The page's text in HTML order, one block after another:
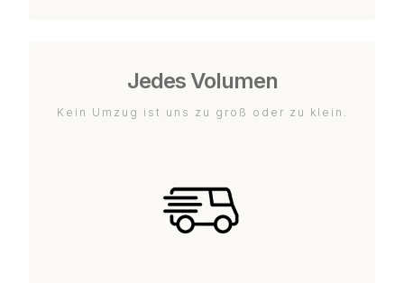
Jedes Volumen
Kein Umzug ist uns zu groß oder zu klein.